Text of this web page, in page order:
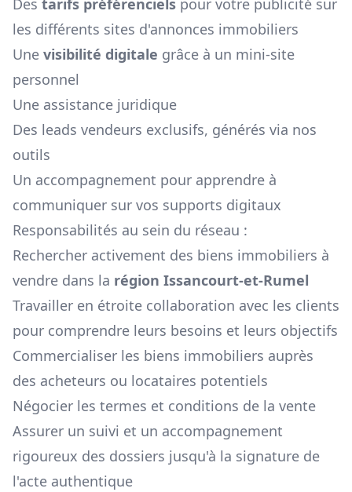
Des tarifs préférenciels pour votre publicité sur
les différents sites d'annonces immobiliers
Une visibilité digitale grâce à un mini-site
personnel
Une assistance juridique
Des leads vendeurs exclusifs, générés via nos
outils
Un accompagnement pour apprendre à
communiquer sur vos supports digitaux
Responsabilités au sein du réseau :
Rechercher activement des biens immobiliers à
vendre dans la région Issancourt-et-Rumel
Travailler en étroite collaboration avec les clients
pour comprendre leurs besoins et leurs objectifs
Commercialiser les biens immobiliers auprès
des acheteurs ou locataires potentiels
Négocier les termes et conditions de la vente
Assurer un suivi et un accompagnement
rigoureux des dossiers jusqu'à la signature de
l'acte authentique